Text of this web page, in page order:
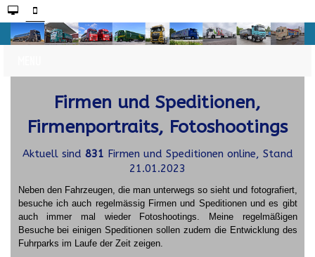
Firmen und Speditionen,
Firmenportraits, Fotoshootings
Aktuell sind 831 Firmen und Speditionen online, Stand
21.01.2023
Neben den Fahrzeugen, die man unterwegs so sieht und fotografiert,
besuche ich auch regelmässig Firmen und Speditionen und es gibt
auch immer mal wieder Fotoshootings.
Meine regelmäßigen
Besuche bei einigen Speditionen sollen zudem die Entwicklung des
Fuhrparks im Laufe der Zeit zeigen.